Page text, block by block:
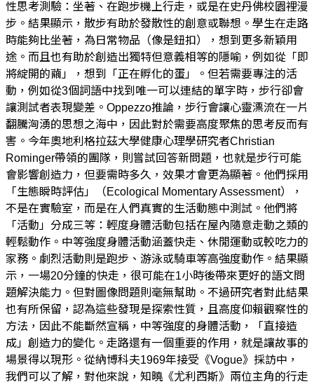
性思考測驗：坐著、在跑步機上行走，或是在史丹佛校園裡漫
步。結果顯示，散步有助於發散性的創意或聯想。學生在走路
時能夠比坐著，為日常物品（像是鈕扣），想到更多新穎用
途。而且也有助於創造出獨特但意義相等的隱喻，例如從「即
將綻開的繭」，想到「正在孵化的蛋」。但若需要專注的活
動，例如從3個詞語中找到唯一可以連結的單字時，步行卻會
讓測試者表現變差。Oppezzo推論，步行會讓心靈漂流在一片
翻騰洶湧的思想之海中，因此對於需要高度聚焦的思考反而有
害。今年奧地利格拉茲大學健康心理學研究者Christian
Rominger帶領的團隊，則嘗試回答新問題，也就是步行可能
會影響創造力，但要需時多久，效果才會更為顯著。他們採用
「生態瞬時評估」（Ecological Momentary Assessment），
不是在實驗室，而是在人們真實的生活動態中測試。他們將
「活動」分成三等：輕度身體活動包括在屋內隨意走動之類的
輕鬆動作。中等強度身體活動涵蓋快走、休閒運動或較吃力的
家務。劇烈活動則是跑步、游泳或騎車等高強度動作。結果顯
示，一場20分鐘的快走，很可能在1小時後帶來更好的語文問
題解決能力。但對圖像問題則毫無幫助。不過研究者對此結果
也有所保留，認為這些發現是探索性質，且高度仰賴觀察性的
方法，因此不能斷然宣稱，中等強度的身體活動，「直接造
成」創造力的變化。走路還有一個重要的作用，就是讓故事的
場景得以現形。從納博科夫1969年接受《Vogue》採訪中，
我們可以了解，對他來說，知曉《尤利西斯》兩位主角的行走